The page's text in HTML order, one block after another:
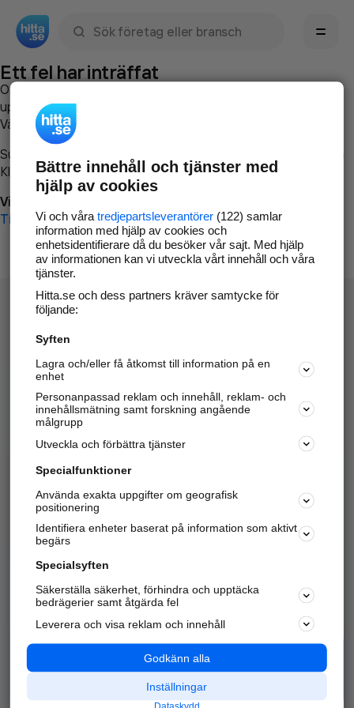
Ett fel har inträffat
Om du vill kan du
uppstod så att vi lättare och snabbare kan avhjälpa det.
Vänligen försök med följande:
Surfa till
Klicka påTillbaka-knappen i webbläsaren och försök igen
Vi beklagar besväret!
Till startsidan
Hitta.se - Gratis nummerupplysning.
Sök företag, personer och platser.
Hitta telefonnummer, adresser, företagsinfo mm.
Marknadsför företaget
Kom igång och annonsera mot
samarbetspartners nära dig.
Alla kategorier
Populära sökningar
API & Kartor
Annonsera
Integritet
Nödnummer
Bättre innehåll och tjänster med
hjälp av cookies
Vi och våra tredjepartsleverantörer(122) samlar
information med hjälp av cookies och
enhetsidentifierare då du besöker vår sajt. Med hjälp
av informationen kan vi utveckla vårt innehåll och våra
tjänster.
Hitta.se och dess partners kräver samtycke för
följande:
Syften
Lagra och/eller få åtkomst till information på en
enhet
Personanpassad reklam och innehåll, reklam- och
innehållsmätning samt forskning angående
målgrupp
Utveckla och förbättra tjänster
Specialfunktioner
Använda exakta uppgifter om geografisk
positionering
Identifiera enheter baserat på information som aktivt
begärs
Specialsyften
Säkerställa säkerhet, förhindra och upptäcka
bedrägerier samt åtgärda fel
Leverera och visa reklam och innehåll
Godkänn alla
Inställningar
Dataskydd